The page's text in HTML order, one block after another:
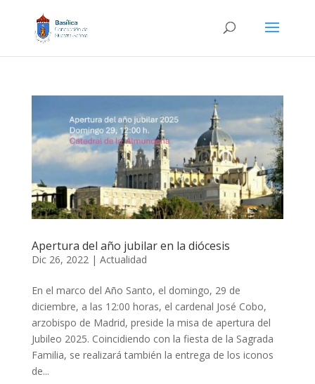
Apertura del año jubilar en la diócesis
Dic 26, 2022| Actualidad
En el marco del Año Santo, el domingo, 29 de
diciembre, a las 12:00 horas, el cardenal José Cobo,
arzobispo de Madrid, preside la misa de apertura del
Jubileo 2025. Coincidiendo con la fiesta de la Sagrada
Familia, se realizará también la entrega de los iconos
de...